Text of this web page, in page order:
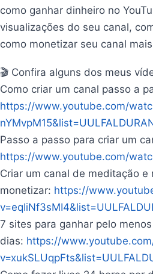
como ganhar dinheiro no
visualizações do seu canal,
como monetizar seu canal
🎬 Confira alguns dos meus
Como criar um canal passo a
https://www.youtube.com/
Passo a passo para criar um
https://www.youtube.com/
Criar um canal de meditação e
monetizar: https://
7 sites para ganhar pelo
dias: https://